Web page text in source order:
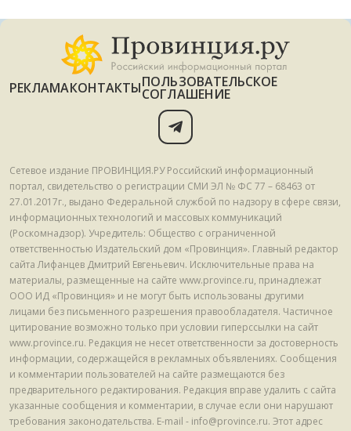
РЕКЛАМАКОНТАКТЫПОЛЬЗОВАТЕЛЬСКОЕ
СОГЛАШЕНИЕ
Сетевое издание ПРОВИНЦИЯ.РУ Российский информационный
портал, свидетельство о регистрации СМИ ЭЛ № ФС 77 – 68463 от
27.01.2017г., выдано Федеральной службой по надзору в сфере связи,
информационных технологий и массовых коммуникаций
(Роскомнадзор). Учредитель: Общество с ограниченной
ответственностью Издательский дом «Провинция». Главный редактор
сайта Лифанцев Дмитрий Евгеньевич. Исключительные права на
материалы, размещенные на сайте www.province.ru, принадлежат
ООО ИД «Провинция» и не могут быть использованы другими
лицами без письменного разрешения правообладателя. Частичное
цитирование возможно только при условии гиперссылки на сайт
www.province.ru. Редакция не несет ответственности за достоверность
информации, содержащейся в рекламных объявлениях. Сообщения
и комментарии пользователей на сайте размещаются без
предварительного редактирования. Редакция вправе удалить с сайта
указанные сообщения и комментарии, в случае если они нарушают
требования законодательства. E-mail - info@province.ru. Этот адрес